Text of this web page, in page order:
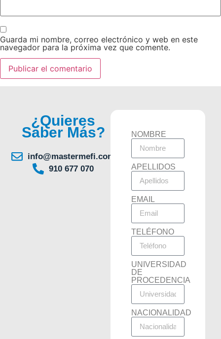
Guarda mi nombre, correo electrónico y web en este
navegador para la próxima vez que comente.
¿Quieres
Saber Más?
info@mastermefi.com
910 677 070
NOMBRE
APELLIDOS
EMAIL
TELÉFONO
UNIVERSIDAD
DE
PROCEDENCIA
NACIONALIDAD